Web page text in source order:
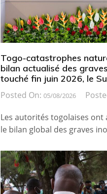
Togo-catastrophes
bilan actualisé des
touché fin juin 2026, le
Posted On: 05/08/2026
Les autorités togolaises
le bilan global des graves